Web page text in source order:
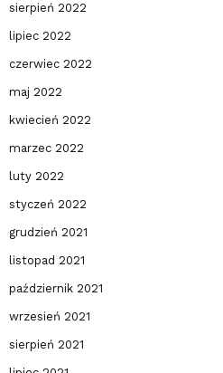
sierpień 2022
lipiec 2022
czerwiec 2022
maj 2022
kwiecień 2022
marzec 2022
luty 2022
styczeń 2022
grudzień 2021
listopad 2021
październik 2021
wrzesień 2021
sierpień 2021